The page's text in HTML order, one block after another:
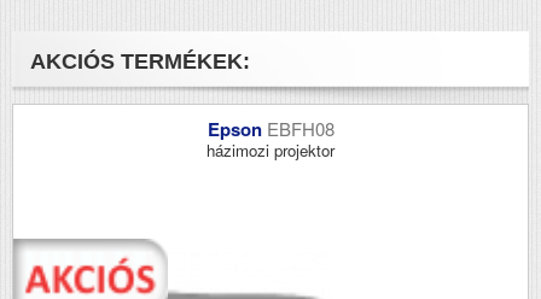
AKCIÓS TERMÉKEK:
Epson EBFH08
házimozi projektor